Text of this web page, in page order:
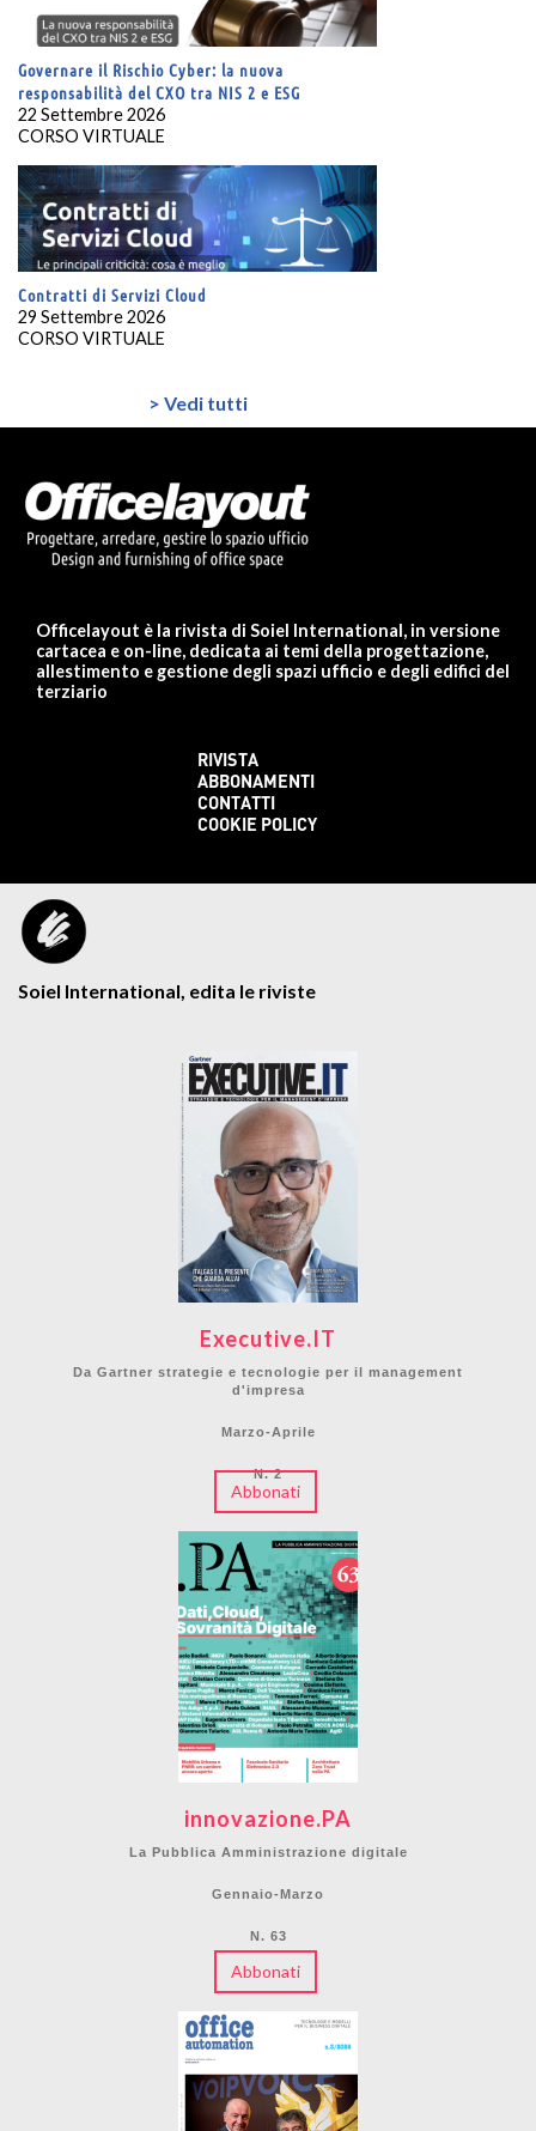
Governare il Rischio Cyber: la nuova
responsabilità del CXO tra NIS 2 e ESG
22 Settembre 2026
CORSO VIRTUALE
Contratti di Servizi Cloud
29 Settembre 2026
CORSO VIRTUALE
> Vedi tutti
Officelayout è la rivista di Soiel International, in versione
cartacea e on-line, dedicata ai temi della progettazione,
allestimento e gestione degli spazi ufficio e degli edifici del
terziario
RIVISTA
ABBONAMENTI
CONTATTI
COOKIE POLICY
Soiel International, edita le riviste
Executive.IT
Da Gartner strategie e tecnologie per il management
d'impresa
Marzo-Aprile
N. 2
Abbonati
innovazione.PA
La Pubblica Amministrazione digitale
Gennaio-Marzo
N. 63
Abbonati